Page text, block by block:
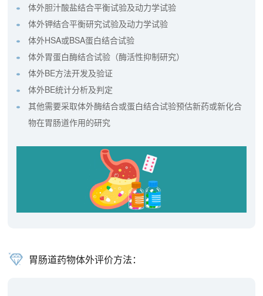
体外胆汁酸盐结合平衡试验及动力学试验
体外钾结合平衡研究试验及动力学试验
体外HSA或BSA蛋白结合试验
体外胃蛋白酶结合试验（酶活性抑制研究）
体外BE方法开发及验证
体外BE统计分析及判定
其他需要采取体外酶结合或蛋白结合试验预估新药或新化合
物在胃肠道作用的研究
胃肠道药物体外评价方法：